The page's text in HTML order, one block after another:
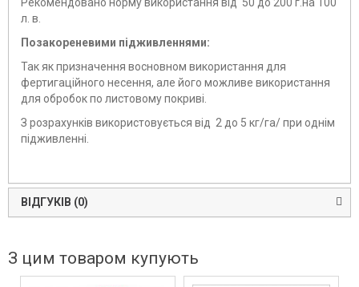
л. в.
Позакореневими підживленнями:
Так як призначення восновном використання для
фертигаційного несення, але його можливе використання
для обробок по листовому покриві.
З розрахунків використовується від 2 до 5 кг/га/ при однім
підживленні.
ВІДГУКІВ (0)
З цим товаром купують